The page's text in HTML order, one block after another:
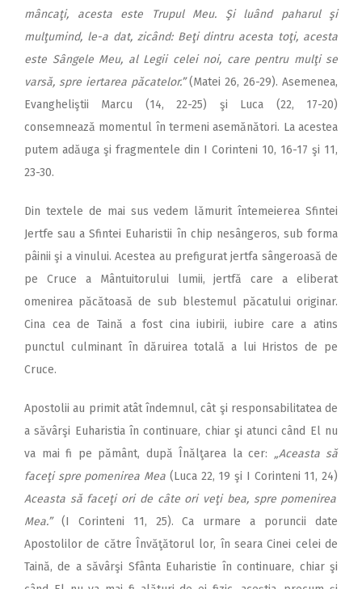
mâncaţi, acesta este Trupul Meu. Şi luând paharul şi
mulţumind, le-a dat, zicând: Beţi dintru acesta toţi, acesta
este Sângele Meu, al Legii celei noi, care pentru mulţi se
varsă, spre iertarea păcatelor.”(Matei 26, 26-29). Asemenea,
Evangheliştii Marcu (14, 22-25) şi Luca (22, 17-20)
consemnează momentul în termeni asemănători. La acestea
putem adăuga şi fragmentele din I Corinteni 10, 16-17 şi 11,
23-30.
Din textele de mai sus vedem lămurit întemeierea Sfintei
Jertfe sau a Sfintei Euharistii în chip nesângeros, sub forma
pâinii şi a vinului. Acestea au prefigurat jertfa sângeroasă de
pe Cruce a Mântuitorului lumii, jertfă care a eliberat
omenirea păcătoasă de sub blestemul păcatului originar.
Cina cea de Taină a fost cina iubirii, iubire care a atins
punctul culminant în dăruirea totală a lui Hristos de pe
Cruce.
Apostolii au primit atât îndemnul, cât şi responsabilitatea de
a săvârşi Euharistia în continuare, chiar şi atunci când El nu
va mai fi pe pământ, după Înălţarea la cer: „Aceasta să
faceţi spre pomenirea Mea (Luca 22, 19 şi I Corinteni 11, 24)
Aceasta să faceţi ori de câte ori veţi bea, spre pomenirea
Mea.”(I Corinteni
11, 25). Ca urmare a poruncii date
Apostolilor de către Învăţătorul lor, în seara Cinei celei de
Taină, de a săvârşi Sfânta Euharistie în continuare, chiar şi